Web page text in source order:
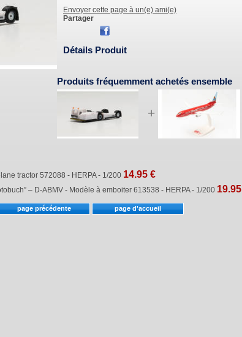
Envoyer cette page à un(e) ami(e)
Partager
Détails Produit
Produits fréquemment achetés ensemble
+
tractor 572088 - HERPA - 1/200 14.95 €
– D-ABMV - Modèle à emboiter 613538 - HERPA - 1/200 19.95